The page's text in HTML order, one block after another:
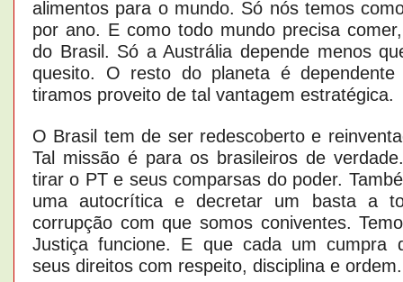
alimentos para o mundo. Só nós temos
por ano. E como todo mundo precisa
do Brasil. Só a Austrália depende menos
quesito. O resto do planeta é
tiramos proveito de tal vantagem estratégica.
O Brasil tem de ser redescoberto e
Tal missão é para os brasileiros de
tirar o PT e seus comparsas do poder.
uma autocrítica e decretar um basta a
corrupção com que somos coniventes.
Justiça funcione. E que cada um cumpra
seus direitos com respeito, disciplina e ordem.